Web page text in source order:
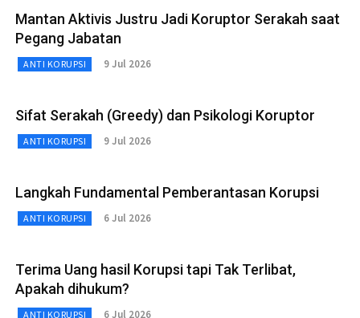
Mantan Aktivis Justru Jadi Koruptor Serakah saat
Pegang Jabatan
ANTI KORUPSI 9 Jul 2026
Sifat Serakah (Greedy) dan Psikologi Koruptor
ANTI KORUPSI 9 Jul 2026
Langkah Fundamental Pemberantasan Korupsi
ANTI KORUPSI 6 Jul 2026
Terima Uang hasil Korupsi tapi Tak Terlibat,
Apakah dihukum?
ANTI KORUPSI 6 Jul 2026